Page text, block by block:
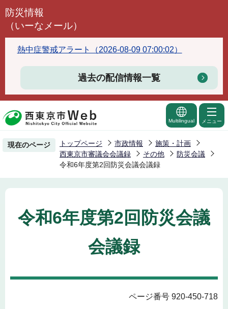
こ
頭
で
防災情報
（いーなメール）
熱中症警戒アラート（2026-08-09 07:00:02）
過去の配信情報一覧
Multilingual メニュー
現在のページ トップページ 市政情報
施策・計画
西東京市審議会会議録
その他
防災会議
令和6年度第2回防災会議会議録
令和6年度第2回防災会議
会議録
ページ番号 920-450-718